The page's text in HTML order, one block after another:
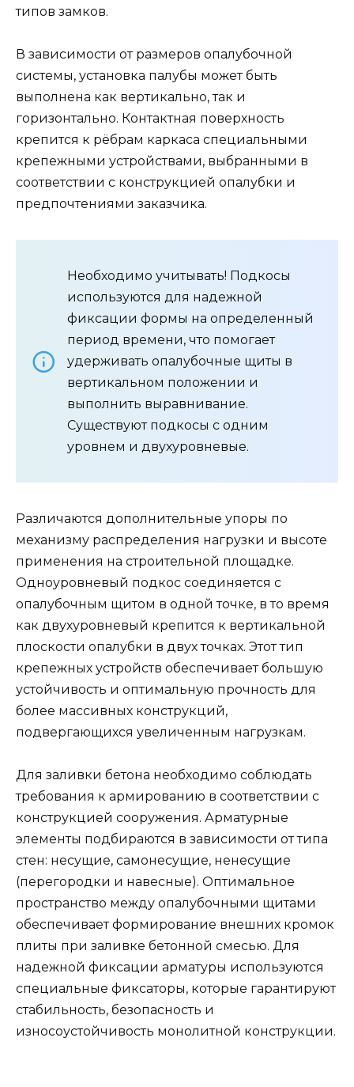
типов замков.
В зависимости от размеров опалубочной
системы, установка палубы может быть
выполнена как вертикально, так и
горизонтально. Контактная поверхность
крепится к рёбрам каркаса специальными
крепежными устройствами, выбранными в
соответствии с конструкцией опалубки и
предпочтениями заказчика.
Необходимо учитывать! Подкосы
используются для надежной
фиксации формы на определенный
период времени, что помогает
удерживать опалубочные щиты в
вертикальном положении и
выполнить выравнивание.
Существуют подкосы с одним
уровнем и двухуровневые.
Различаются дополнительные упоры по
механизму распределения нагрузки и высоте
применения на строительной площадке.
Одноуровневый подкос соединяется с
опалубочным щитом в одной точке, в то время
как двухуровневый крепится к вертикальной
плоскости опалубки в двух точках. Этот тип
крепежных устройств обеспечивает большую
устойчивость и оптимальную прочность для
более массивных конструкций,
подвергающихся увеличенным нагрузкам.
Для заливки бетона необходимо соблюдать
требования к армированию в соответствии с
конструкцией сооружения. Арматурные
элементы подбираются в зависимости от типа
стен: несущие, самонесущие, ненесущие
(перегородки и навесные). Оптимальное
пространство между опалубочными щитами
обеспечивает формирование внешних кромок
плиты при заливке бетонной смесью. Для
надежной фиксации арматуры используются
специальные фиксаторы, которые гарантируют
стабильность, безопасность и
износоустойчивость монолитной конструкции.